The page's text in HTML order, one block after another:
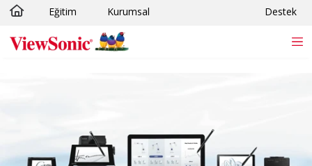
Skip to main content
Eğitim Kurumsal Destek